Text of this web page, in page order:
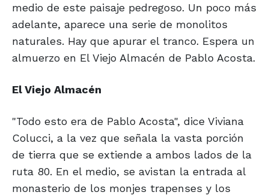
medio de este paisaje pedregoso. Un poco más
adelante, aparece una serie de monolitos
naturales. Hay que apurar el tranco. Espera un
almuerzo en El Viejo Almacén de Pablo Acosta.
El Viejo Almacén
"Todo esto era de Pablo Acosta", dice Viviana
Colucci, a la vez que señala la vasta porción
de tierra que se extiende a ambos lados de la
ruta 80. En el medio, se avistan la entrada al
monasterio de los monjes trapenses y los